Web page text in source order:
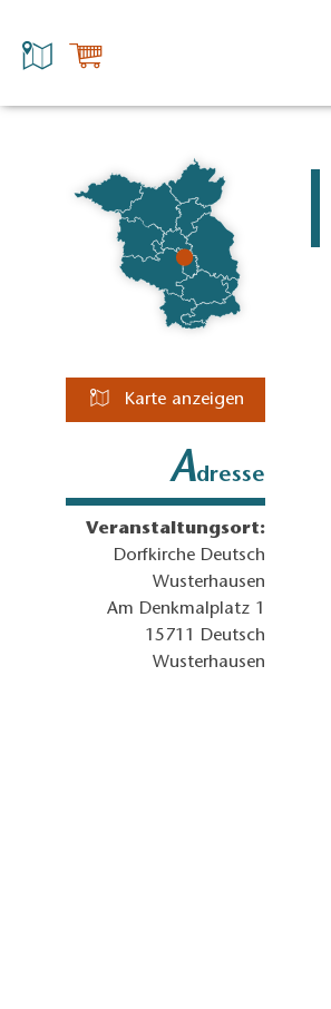
Karte anzeigen
Adresse
Veranstaltungsort:
Dorfkirche Deutsch
Wusterhausen
Am Denkmalplatz 1
15711 Deutsch
Wusterhausen